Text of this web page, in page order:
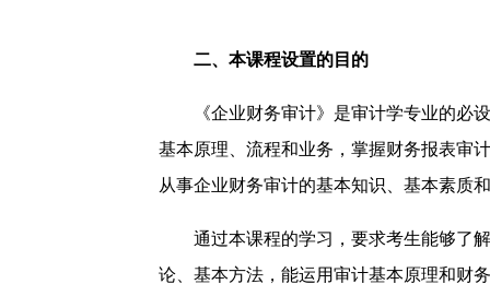
二、本课程设置的目的
《企业财务审计》是审计学专业的
基本原理、流程和业务，掌握财务报表审
从事企业财务审计的基本知识、基本素质
通过本课程的学习，要求考生能够了
论、基本方法，能运用审计基本原理和财